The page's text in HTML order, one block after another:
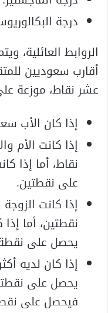
درجة
الروابط العائلية،
أقارب سعوديين
عشر نقاط، موزعة
إذا كان الأب
إذا كانت الأم
نقاط، أما إذا
على نقطتين.
إذا كانت
نقطتين، أما
يحصل على
إذا كان لديه
يحصل على
فيحصل على